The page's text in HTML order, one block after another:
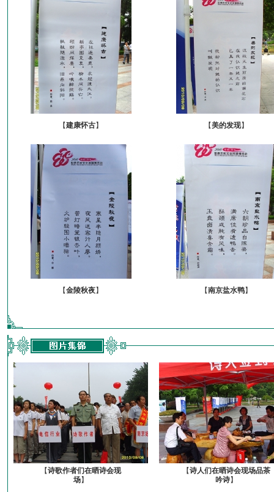
【建康怀古】 【美的发现】
【金陵秋夜】 【南京盐水鸭】
【诗歌作者们在晒诗会现
场】
【诗人们在晒诗会现场品茶
吟诗】